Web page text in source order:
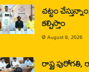
చట్టం
కల్పిస్తాం
@August 8, 2026
రాష్ట్ర